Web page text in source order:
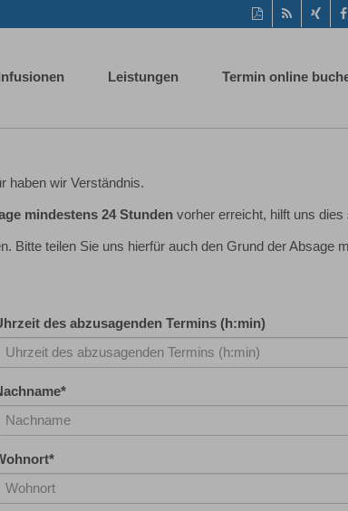
Diese
Seite
drucken
RSS-
Feed
Auf
Xing
Infusionen Leistungen Termin online
haben wir Verständnis.
mindestens 24 Stunden vorher erreicht, hilft uns
Bitte teilen Sie uns hierfür auch den Grund der Absage
des abzusagenden Termins (h:min)
*
*